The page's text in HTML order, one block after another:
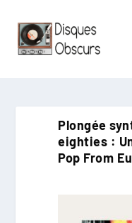
Plongée
eighties :
Pop From